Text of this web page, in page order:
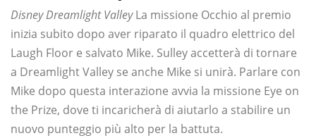
Disney Dreamlight ValleyLa missione Occhio al premio
inizia subito dopo aver riparato il quadro elettrico del
Laugh Floor e salvato Mike. Sulley accetterà di tornare
a Dreamlight Valley se anche Mike si unirà. Parlare con
Mike dopo questa interazione avvia la missione Eye on
the Prize, dove ti incaricherà di aiutarlo a stabilire un
nuovo punteggio più alto per la battuta.